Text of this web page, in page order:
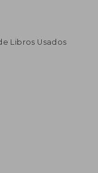
Libros Usados